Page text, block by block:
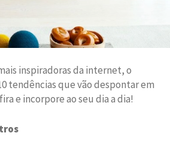
inspiradoras da internet, o
tendências que vão despontar em
e incorpore ao seu dia a dia!